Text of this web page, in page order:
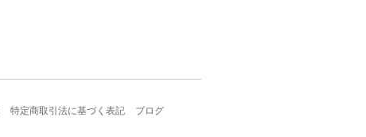
特定商取引法に基づく表記 ブログ